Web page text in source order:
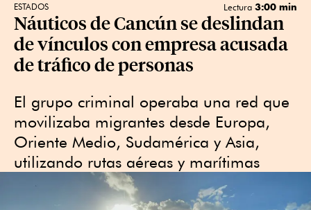
ESTADOS Lectura 3:00 min
Náuticos de Cancún se deslindan
de vínculos con empresa acusada
de tráfico de personas
El grupo criminal operaba una red que
movilizaba migrantes desde Europa,
Oriente Medio, Sudamérica y Asia,
utilizando rutas aéreas y marítimas